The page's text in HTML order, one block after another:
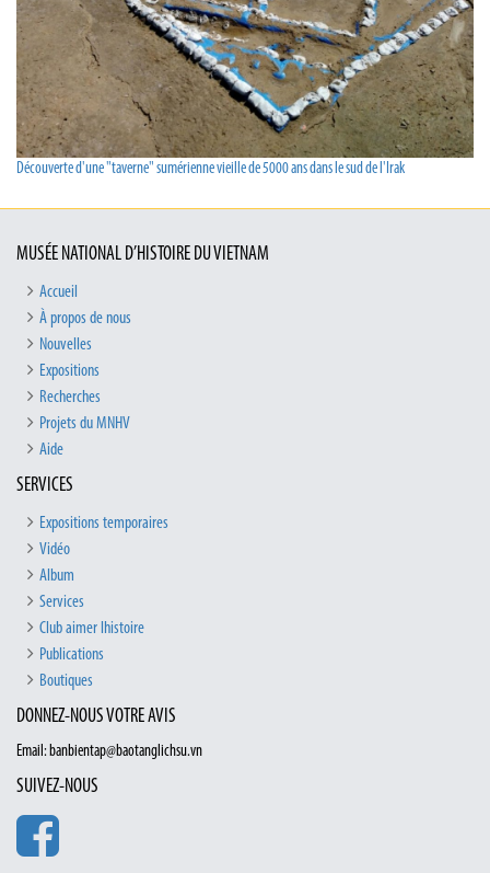
Découverte d'une "taverne" sumérienne vieille de 5000 ans dans le sud de l'Irak
MUSÉE NATIONAL D’HISTOIRE DU VIETNAM
Accueil
À propos de nous
Nouvelles
Expositions
Recherches
Projets du MNHV
Aide
SERVICES
Expositions temporaires
Vidéo
Album
Services
Club aimer lhistoire
Publications
Boutiques
DONNEZ-NOUS VOTRE AVIS
Email: banbientap@baotanglichsu.vn
SUIVEZ-NOUS